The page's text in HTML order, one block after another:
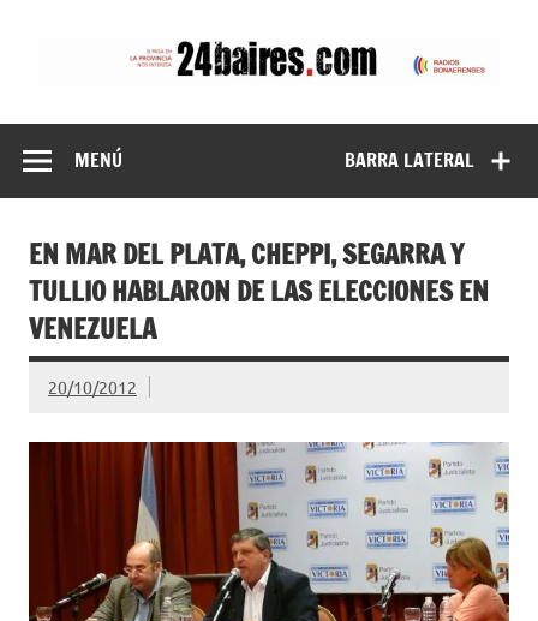
BARRA LATERAL
MENÚ
EN MAR DEL PLATA, CHEPPI, SEGARRA Y
TULLIO HABLARON DE LAS ELECCIONES EN
VENEZUELA
20/10/2012